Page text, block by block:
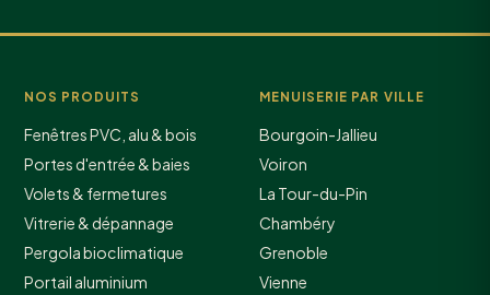
NOS PRODUITS
Fenêtres PVC, alu & bois
Portes d'entrée & baies
Volets & fermetures
Vitrerie & dépannage
Pergola bioclimatique
Portail aluminium
MENUISERIE PAR VILLE
Bourgoin-Jallieu
Voiron
La Tour-du-Pin
Chambéry
Grenoble
Vienne